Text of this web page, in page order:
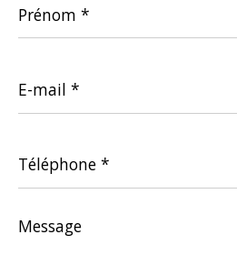
*
mail
*
*
Message
*